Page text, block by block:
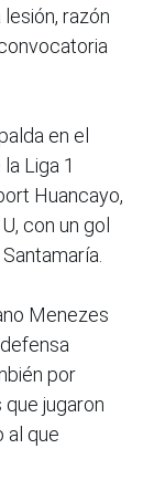
razón
en el
Liga 1
Huancayo,
con un gol
Menezes
por
jugaron
al que